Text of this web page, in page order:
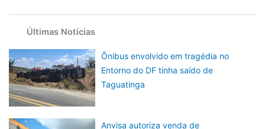
Últimas Notícias
Ônibus envolvido em tragédia no
Entorno do DF tinha saído de
Taguatinga
Anvisa autoriza venda de